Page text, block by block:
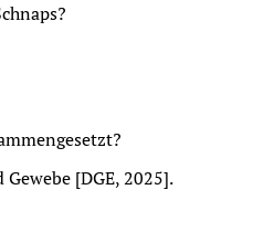
[DGE, 2025].